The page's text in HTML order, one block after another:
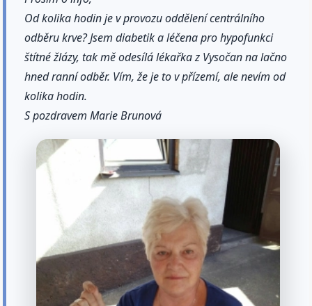
Od kolika hodin je v provozu oddělení centrálního
odběru krve? Jsem diabetik a léčena pro hypofunkci
štítné žlázy, tak mě odesílá lékařka z Vysočan na lačno
hned ranní odběr. Vím, že je to v přízemí, ale nevím od
kolika hodin.
S pozdravem Marie Brunová